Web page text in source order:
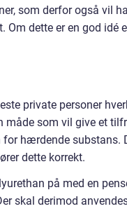
som derfor også vil
Om dette er en god idé
private personer
måde som vil give et
hærdende substans.
dette korrekt.
på med en
skal derimod